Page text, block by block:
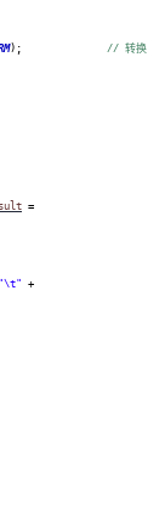
); // 转换
=
"\t" +